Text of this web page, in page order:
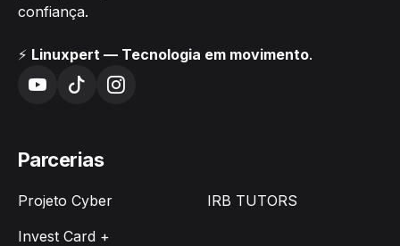
confiança.
⚡ Linuxpert — Tecnologia em movimento.
Parcerias
Projeto Cyber
IRB TUTORS
Invest Card +